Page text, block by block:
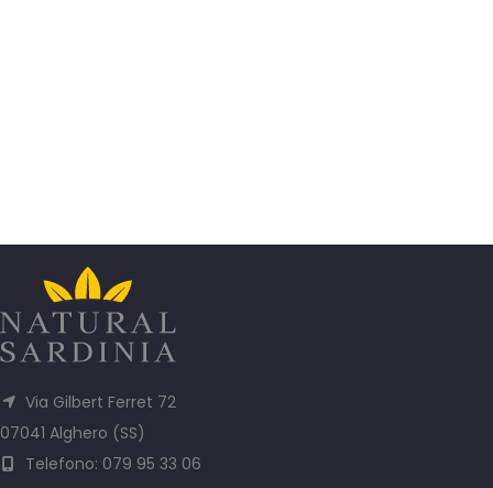
Via Gilbert Ferret 72
07041 Alghero (SS)
Telefono: 079 95 33 06